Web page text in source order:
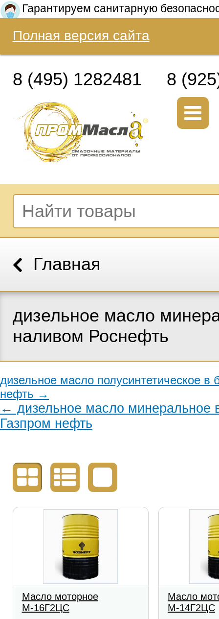
Гарантируем санитарную
Полная версия сайта
8 (495) 1282481 8
Главная
дизельное масло
наливом Роснефть
дизельное масло полусинтетическое в
нефть →
← дизельное масло минеральное
Газпром нефть
Масло моторное
М-16Г2ЦС
Масло
М-14Г2ЦС